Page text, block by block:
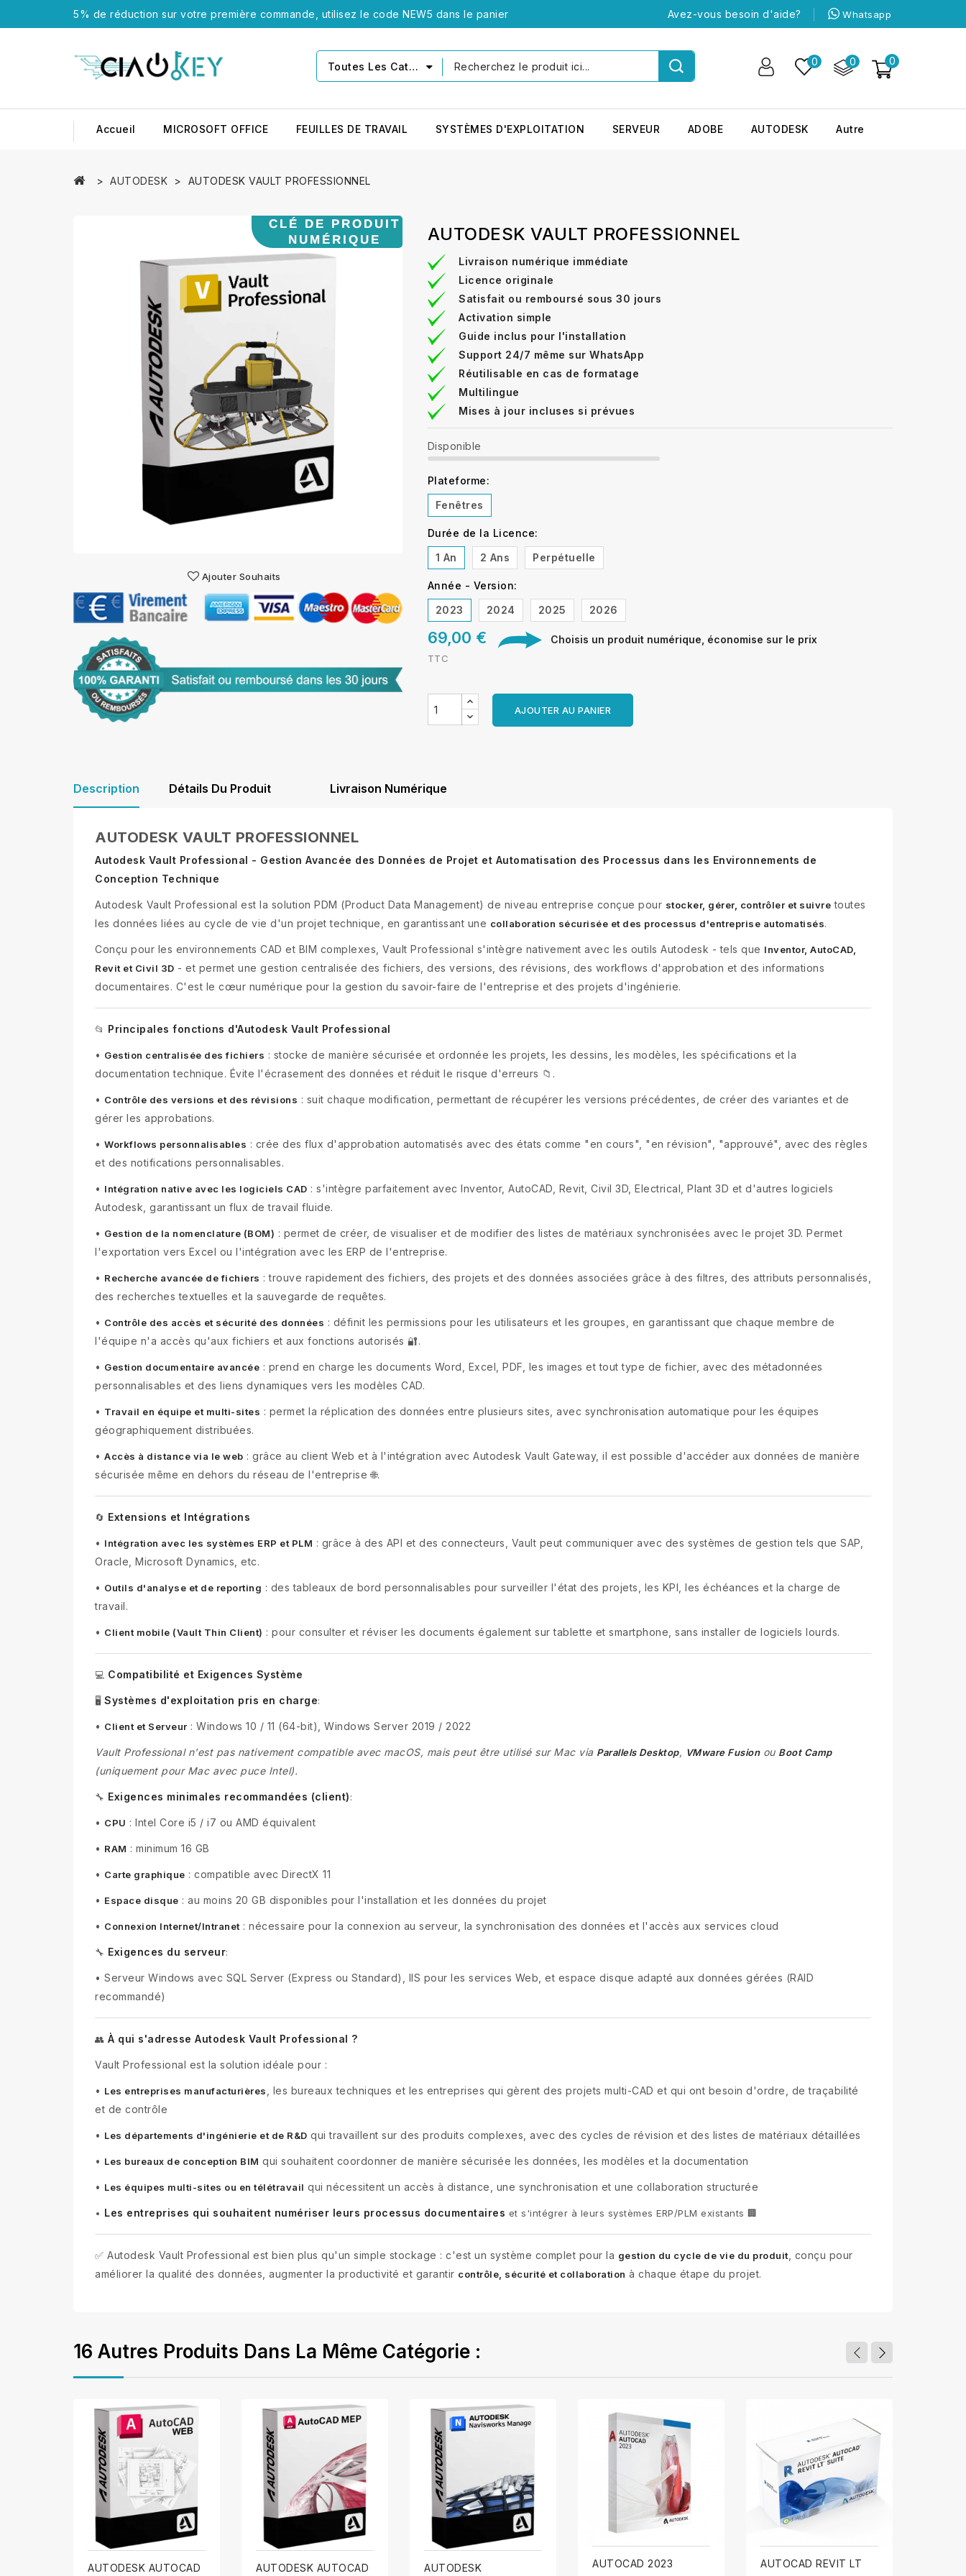
5% de réduction sur votre première commande, utilisez le code NEW5 dans le panier Whatsapp
Avez-vous besoin d'aide?
0
0
0
Toutes Les Catégories
Accueil MICROSOFT OFFICE FEUILLES DE TRAVAIL SYSTÈMES D'EXPLOITATION SERVEUR ADOBE AUTODESK Autre
AUTODESK AUTODESK VAULT PROFESSIONNEL
Ajouter Souhaits
AUTODESK VAULT PROFESSIONNEL
Livraison numérique immédiate
Licence originale
Satisfait ou remboursé sous 30 jours
Activation simple
Guide inclus pour l'installation
Support 24/7 même sur WhatsApp
Réutilisable en cas de formatage
Multilingue
Mises à jour incluses si prévues
Disponible
Plateforme:
Fenêtres
Durée de la Licence:
1 An
2 Ans Perpétuelle
Année - Version:
2023
2024 2025 2026
69,00 € Choisis un produit numérique, économise sur le prix
TTC
AJOUTER AU PANIER
Description Détails Du Produit Livraison Numérique
AUTODESK VAULT PROFESSIONNEL
Autodesk Vault Professional - Gestion Avancée des Données de Projet et Automatisation des Processus dans les Environnements de
Conception Technique
Autodesk Vault Professional est la solution PDM (Product Data Management) de niveau entreprise conçue pour stocker, gérer, contrôler et suivre toutes
les données liées au cycle de vie d'un projet technique, en garantissant une collaboration sécurisée et des processus d'entreprise automatisés.
Conçu pour les environnements CAD et BIM complexes, Vault Professional s'intègre nativement avec les outils Autodesk - tels que Inventor, AutoCAD,
Revit et Civil 3D - et permet une gestion centralisée des fichiers, des versions, des révisions, des workflows d'approbation et des informations
documentaires. C'est le cœur numérique pour la gestion du savoir-faire de l'entreprise et des projets d'ingénierie.
📂 Principales fonctions d'Autodesk Vault Professional
• Gestion centralisée des fichiers : stocke de manière sécurisée et ordonnée les projets, les dessins, les modèles, les spécifications et la
documentation technique. Évite l'écrasement des données et réduit le risque d'erreurs 📁.
• Contrôle des versions et des révisions : suit chaque modification, permettant de récupérer les versions précédentes, de créer des variantes et de
gérer les approbations.
• Workflows personnalisables : crée des flux d'approbation automatisés avec des états comme "en cours", "en révision", "approuvé", avec des règles
et des notifications personnalisables.
• Intégration native avec les logiciels CAD : s'intègre parfaitement avec Inventor, AutoCAD, Revit, Civil 3D, Electrical, Plant 3D et d'autres logiciels
Autodesk, garantissant un flux de travail fluide.
• Gestion de la nomenclature (BOM) : permet de créer, de visualiser et de modifier des listes de matériaux synchronisées avec le projet 3D. Permet
l'exportation vers Excel ou l'intégration avec les ERP de l'entreprise.
• Recherche avancée de fichiers : trouve rapidement des fichiers, des projets et des données associées grâce à des filtres, des attributs personnalisés,
des recherches textuelles et la sauvegarde de requêtes.
• Contrôle des accès et sécurité des données : définit les permissions pour les utilisateurs et les groupes, en garantissant que chaque membre de
l'équipe n'a accès qu'aux fichiers et aux fonctions autorisés 🔐.
• Gestion documentaire avancée : prend en charge les documents Word, Excel, PDF, les images et tout type de fichier, avec des métadonnées
personnalisables et des liens dynamiques vers les modèles CAD.
• Travail en équipe et multi-sites : permet la réplication des données entre plusieurs sites, avec synchronisation automatique pour les équipes
géographiquement distribuées.
• Accès à distance via le web : grâce au client Web et à l'intégration avec Autodesk Vault Gateway, il est possible d'accéder aux données de manière
sécurisée même en dehors du réseau de l'entreprise 🌐.
🔄 Extensions et Intégrations
• Intégration avec les systèmes ERP et PLM : grâce à des API et des connecteurs, Vault peut communiquer avec des systèmes de gestion tels que SAP,
Oracle, Microsoft Dynamics, etc.
• Outils d'analyse et de reporting : des tableaux de bord personnalisables pour surveiller l'état des projets, les KPI, les échéances et la charge de
travail.
• Client mobile (Vault Thin Client) : pour consulter et réviser les documents également sur tablette et smartphone, sans installer de logiciels lourds.
💻 Compatibilité et Exigences Système
🖥️ Systèmes d'exploitation pris en charge:
• Client et Serveur : Windows 10 / 11 (64-bit), Windows Server 2019 / 2022
Vault Professional n'est pas nativement compatible avec macOS, mais peut être utilisé sur Mac via Parallels Desktop, VMware Fusionou Boot Camp
(uniquement pour Mac avec puce Intel).
🔧 Exigences minimales recommandées (client):
• CPU : Intel Core i5 / i7 ou AMD équivalent
• RAM : minimum 16 GB
• Carte graphique : compatible avec DirectX 11
• Espace disque : au moins 20 GB disponibles pour l'installation et les données du projet
• Connexion Internet/Intranet : nécessaire pour la connexion au serveur, la synchronisation des données et l'accès aux services cloud
🔧 Exigences du serveur:
• Serveur Windows avec SQL Server (Express ou Standard), IIS pour les services Web, et espace disque adapté aux données gérées (RAID
recommandé)
👥 À qui s'adresse Autodesk Vault Professional ?
Vault Professional est la solution idéale pour :
• Les entreprises manufacturières
, les bureaux techniques et les entreprises qui gèrent des projets multi-CAD et qui ont besoin d'ordre, de traçabilité
et de contrôle
• Les départements d'ingénierie et de R&D qui travaillent sur des produits complexes, avec des cycles de révision et des listes de matériaux détaillées
• Les bureaux de conception BIM qui souhaitent coordonner de manière sécurisée les données, les modèles et la documentation
• Les équipes multi-sites ou en télétravail qui nécessitent un accès à distance, une synchronisation et une collaboration structurée
• Les entreprises qui souhaitent numériser leurs processus documentaires et s'intégrer à leurs systèmes ERP/PLM existants 🏢
✅ Autodesk Vault Professional est bien plus qu'un simple stockage : c'est un système complet pour la gestion du cycle de vie du produit , conçu pour
améliorer la qualité des données, augmenter la productivité et garantir contrôle, sécurité et collaboration à chaque étape du projet.
16 Autres Produits Dans La Même Catégorie :
AUTODESK AUTOCAD AUTODESK AUTOCAD AUTODESK AUTOCAD 2023
AUTOCAD REVIT LT